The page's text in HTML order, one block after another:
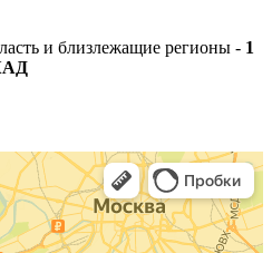
и близлежащие регионы - 1